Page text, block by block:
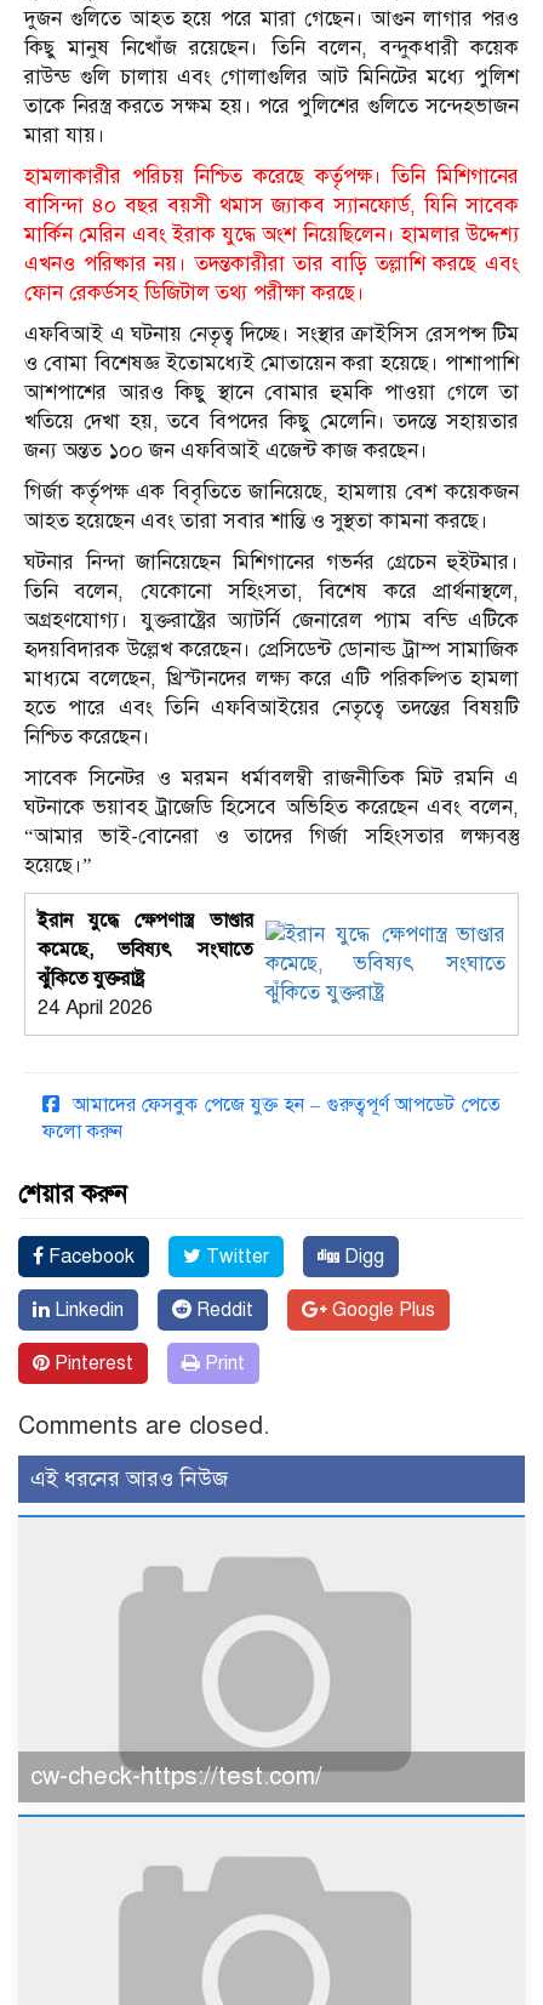
দুজন গুলিতে আহত হয়ে পরে মারা গেছেন। আগুন লাগার পরও
কিছু মানুষ নিখোঁজ রয়েছেন। তিনি বলেন, বন্দুকধারী কয়েক
রাউন্ড গুলি চালায় এবং গোলাগুলির আট মিনিটের মধ্যে পুলিশ
তাকে নিরস্ত্র করতে সক্ষম হয়। পরে পুলিশের গুলিতে সন্দেহভাজন
মারা যায়।
হামলাকারীর পরিচয় নিশ্চিত করেছে কর্তৃপক্ষ। তিনি মিশিগানের
বাসিন্দা ৪০ বছর বয়সী থমাস জ্যাকব স্যানফোর্ড, যিনি সাবেক
মার্কিন মেরিন এবং ইরাক যুদ্ধে অংশ নিয়েছিলেন। হামলার উদ্দেশ্য
এখনও পরিষ্কার নয়। তদন্তকারীরা তার বাড়ি তল্লাশি করছে এবং
ফোন রেকর্ডসহ ডিজিটাল তথ্য পরীক্ষা করছে।
এফবিআই এ ঘটনায় নেতৃত্ব দিচ্ছে। সংস্থার ক্রাইসিস রেসপন্স টিম
ও বোমা বিশেষজ্ঞ ইতোমধ্যেই মোতায়েন করা হয়েছে। পাশাপাশি
আশপাশের আরও কিছু স্থানে বোমার হুমকি পাওয়া গেলে তা
খতিয়ে দেখা হয়, তবে বিপদের কিছু মেলেনি। তদন্তে সহায়তার
জন্য অন্তত ১০০ জন এফবিআই এজেন্ট কাজ করছেন।
গির্জা কর্তৃপক্ষ এক বিবৃতিতে জানিয়েছে, হামলায় বেশ কয়েকজন
আহত হয়েছেন এবং তারা সবার শান্তি ও সুস্থতা কামনা করছে।
ঘটনার নিন্দা জানিয়েছেন মিশিগানের গভর্নর গ্রেচেন হুইটমার।
তিনি বলেন, যেকোনো সহিংসতা, বিশেষ করে প্রার্থনাস্থলে,
অগ্রহণযোগ্য। যুক্তরাষ্ট্রের অ্যাটর্নি জেনারেল প্যাম বন্ডি এটিকে
হৃদয়বিদারক উল্লেখ করেছেন। প্রেসিডেন্ট ডোনাল্ড ট্রাম্প সামাজিক
মাধ্যমে বলেছেন, খ্রিস্টানদের লক্ষ্য করে এটি পরিকল্পিত হামলা
হতে পারে এবং তিনি এফবিআইয়ের নেতৃত্বে তদন্তের বিষয়টি
নিশ্চিত করেছেন।
সাবেক সিনেটর ও মরমন ধর্মাবলম্বী রাজনীতিক মিট রমনি এ
ঘটনাকে ভয়াবহ ট্রাজেডি হিসেবে অভিহিত করেছেন এবং বলেন,
“আমার ভাই-বোনেরা ও তাদের গির্জা সহিংসতার লক্ষ্যবস্তু
হয়েছে।”
ইরান যুদ্ধে ক্ষেপণাস্ত্র ভাণ্ডার
কমেছে, ভবিষ্যৎ সংঘাতে
ঝুঁকিতে যুক্তরাষ্ট্র
24 April 2026
আমাদের ফেসবুক পেজে যুক্ত হন – গুরুত্বপূর্ণ আপডেট পেতে
ফলো করুন
শেয়ার করুন
Facebook Twitter Digg
Linkedin Reddit Google Plus
Pinterest Print
Comments are closed.
এই ধরনের আরও নিউজ
cw-check-https://test.com/